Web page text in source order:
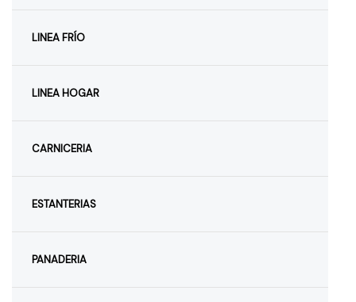
LINEA FRÍO
LINEA HOGAR
CARNICERIA
ESTANTERIAS
PANADERIA